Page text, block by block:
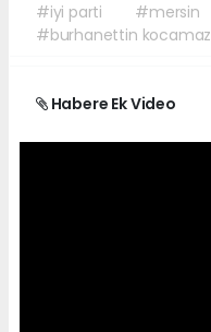
#iyi parti #mersin
#burhanettin kocamaz
Habere Ek Video